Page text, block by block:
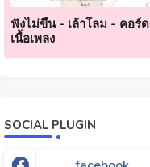
ฟังไม่ขึ้น - เล้าโลม - คอร์ด
เนื้อเพลง
SOCIAL PLUGIN